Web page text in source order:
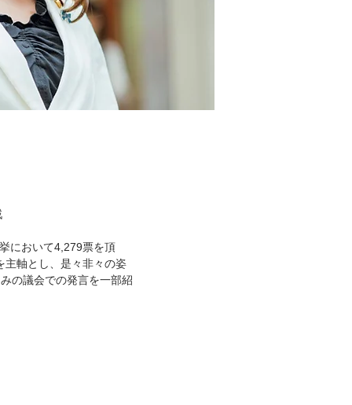
において4,279票を頂
主軸とし、是々非々の姿
の議会での発言を一部紹